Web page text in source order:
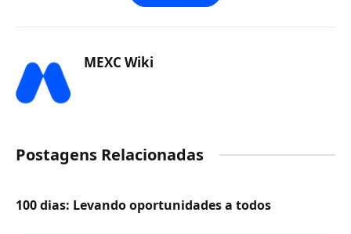
MEXC Wiki
Postagens Relacionadas
100 dias: Levando oportunidades a todos